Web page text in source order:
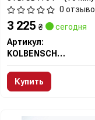
0
3 225 ₴
сегодня
Артикул:
KOLBENSCHMIDT
Купить